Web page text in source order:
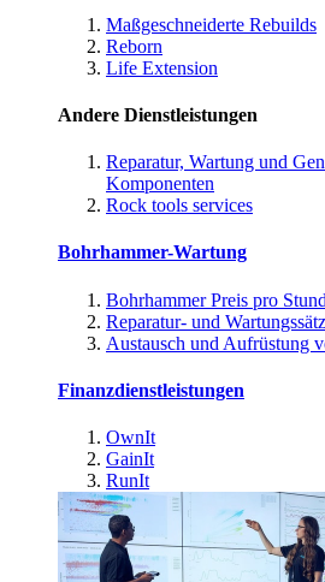
Maßgeschneiderte Rebuilds
Reborn
Life Extension
Andere Dienstleistungen
Reparatur, Wartung und
Komponenten
Rock tools services
Bohrhammer-Wartung
Bohrhammer Preis pro
Reparatur- und
Austausch und Aufrüstung
Finanzdienstleistungen
OwnIt
GainIt
RunIt